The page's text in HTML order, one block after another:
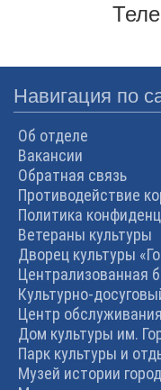
Навигация по
Об отделе
Вакансии
Обратная связь
Противодействие
Политика
Ветераны культуры
Дворец культуры
Централизованная
Культурно-
Центр
Дом культуры им.
Парк культуры и
Музей истории